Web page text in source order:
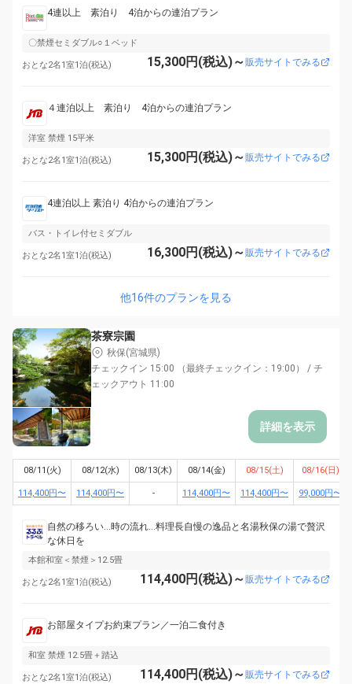
4連以上 素泊り 4泊からの連泊プラン
〇禁煙セミダブル○１ベッド
おとな2名1室1泊(税込) 15,300円(税込)～販売サイトでみる
４連泊以上 素泊り 4泊からの連泊プラン
洋室 禁煙 15平米
おとな2名1室1泊(税込) 15,300円(税込)～販売サイトでみる
4連泊以上 素泊り 4泊からの連泊プラン
バス・トイレ付セミダブル
おとな2名1室1泊(税込) 16,300円(税込)～販売サイトでみる
他16件のプランを見る
茶寮宗園
秋保(宮城県)
チェックイン 15:00 （最終チェックイン：19:00） / チ
ェックアウト 11:00
詳細を表示
08/11(火) 08/12(水) 08/13(木) 08/14(金) 08/15(土) 08/16(日)
114,400円〜 114,400円〜 - 114,400円〜 114,400円〜 99,000円〜
自然の移ろい…時の流れ…料理長自慢の逸品と名湯秋保の湯で贅沢
な休日を
本館和室＜禁煙＞12.5畳
おとな2名1室1泊(税込) 114,400円(税込)～販売サイトでみる
お部屋タイプお約束プラン／一泊二食付き
和室 禁煙 12.5畳＋踏込
おとな2名1室1泊(税込) 114,400円(税込)～販売サイトでみる